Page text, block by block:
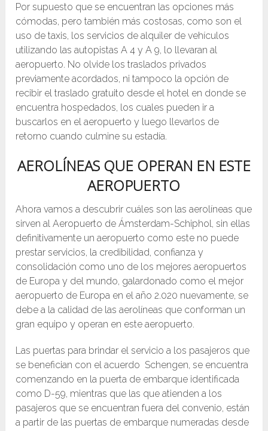
Por supuesto que se encuentran las opciones más
cómodas, pero también más costosas, como son el
uso de taxis, los servicios de alquiler de vehículos
utilizando las autopistas A 4 y A 9, lo llevaran al
aeropuerto. No olvide los traslados privados
previamente acordados, ni tampoco la opción de
recibir el traslado gratuito desde el hotel en donde se
encuentra hospedados, los cuales pueden ir a
buscarlos en el aeropuerto y luego llevarlos de
retorno cuando culmine su estadía.
AEROLÍNEAS QUE OPERAN EN ESTE
AEROPUERTO
Ahora vamos a descubrir cuáles son las aerolíneas que
sirven al Aeropuerto de Ámsterdam-Schiphol, sin ellas
definitivamente un aeropuerto como este no puede
prestar servicios, la credibilidad, confianza y
consolidación como uno de los mejores aeropuertos
de Europa y del mundo, galardonado como el mejor
aeropuerto de Europa en el año 2.020 nuevamente, se
debe a la calidad de las aerolíneas que conforman un
gran equipo y operan en este aeropuerto.
Las puertas para brindar el servicio a los pasajeros que
se benefician con el acuerdo Schengen, se encuentra
comenzando en la puerta de embarque identificada
como D-59, mientras que las que atienden a los
pasajeros que se encuentran fuera del convenio, están
a partir de las puertas de embarque numeradas desde